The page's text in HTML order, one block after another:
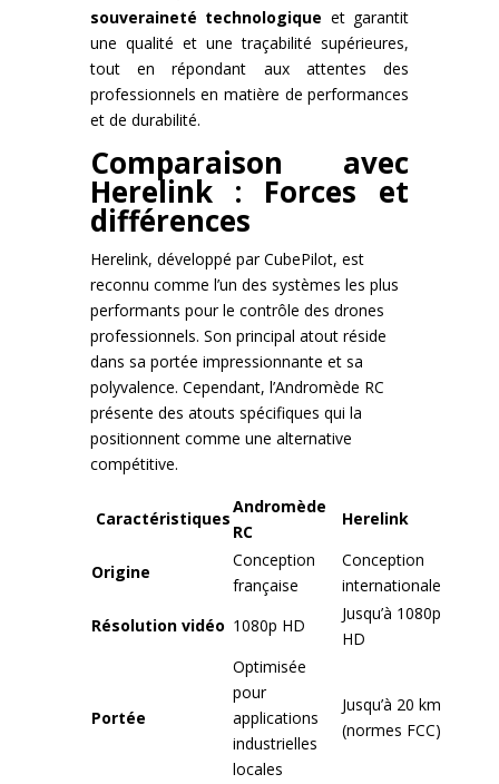
souveraineté technologique et garantit
une qualité et une traçabilité supérieures,
tout en répondant aux attentes des
professionnels en matière de performances
et de durabilité.
Comparaison avec
Herelink : Forces et
différences
Herelink, développé par CubePilot, est
reconnu comme l’un des systèmes les plus
performants pour le contrôle des drones
professionnels. Son principal atout réside
dans sa portée impressionnante et sa
polyvalence. Cependant, l’Andromède RC
présente des atouts spécifiques qui la
positionnent comme une alternative
compétitive.
Caractéristiques
Andromède
RC
Herelink
Origine
Conception
française
Conception
internationale
Résolution vidéo 1080p HD
Jusqu’à 1080p
HD
Portée
Optimisée
pour
applications
industrielles
locales
Jusqu’à 20 km
(normes FCC)